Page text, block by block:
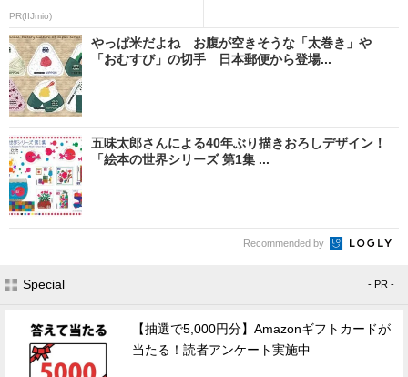
PR(IIJmio)
やっぱ米だよね お腹が空きそうな「太巻き」や
「おむすび」の切手 日本郵便から登場...
五味太郎さんによる40年ぶり描きおろしデザイン！
「絵本の世界シリーズ 第1集 ...
Recommended by
Special - PR -
【抽選で5,000円分】Amazonギフトカードが
当たる！読者アンケート実施中